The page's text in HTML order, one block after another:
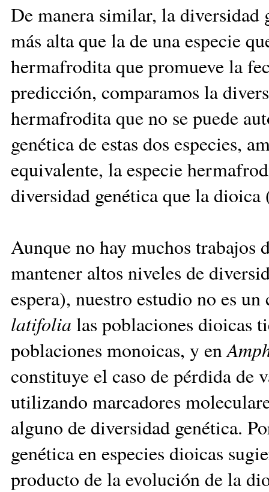
De manera similar, la diversidad
más alta que la de una especie
hermafrodita que promueve la
predicción, comparamos la
hermafrodita que no se puede
genética de estas dos especies,
equivalente, la especie
diversidad genética que la dioica
Aunque no hay muchos trabajos
mantener altos niveles de
espera), nuestro estudio no es
latifolia las poblaciones dioicas
poblaciones monoicas, y en
constituye el caso de pérdida de
utilizando marcadores
alguno de diversidad genética.
genética en especies dioicas
producto de la evolución de la